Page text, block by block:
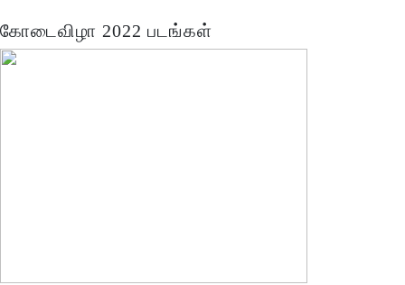
கோடைவிழா 2022 படங்கள்